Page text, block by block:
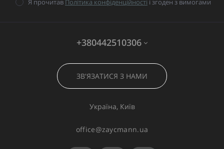
Я прочитав Політика конфіденційності і згоден з вимогами
+380442510306
ЗВ'ЯЗАТИСЯ З НАМИ
Україна, Київ
office@zaycmann.ua